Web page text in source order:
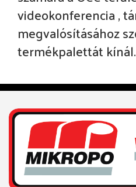
videokonferencia ,
megvalósításához
termékpalettát kínál.